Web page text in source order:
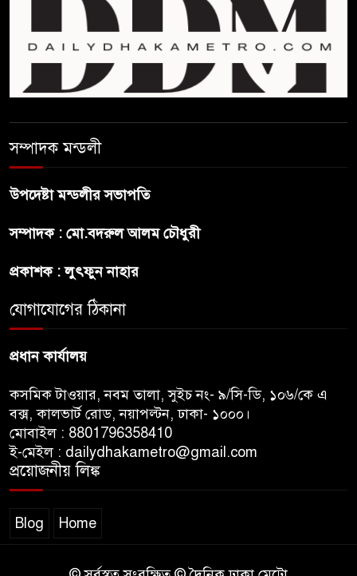
সম্পাদক মন্ডলী
উপদেষ্টা মন্ডলীর সভাপতি
সম্পাদক : মো.বদরুল আলম চৌধুরী
প্রকাশক : লুৎফুন নাহার
যোগাযোগের ঠিকানা
প্রধান কার্যালয়
কসমিক টাওয়ার, নবম তালা, সুইচ নং- ৯/সি-ডি, ১০৬/কে এ
বক্স, কালভার্ট রোড, নয়াপল্টন, ঢাকা- ১০০০।
মোবাইল : 8801796358410
ই-মেইল : dailydhakametro@gmail.com
প্রয়োজনীয় লিঙ্ক
Blog Home